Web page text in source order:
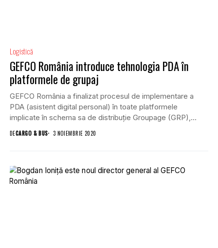
Logistică
GEFCO România introduce tehnologia PDA în
platformele de grupaj
GEFCO România a finalizat procesul de implementare a
PDA (asistent digital personal) în toate platformele
implicate în schema sa de distribuție Groupage (GRP),...
DECARGO & BUS 3 NOIEMBRIE 2020